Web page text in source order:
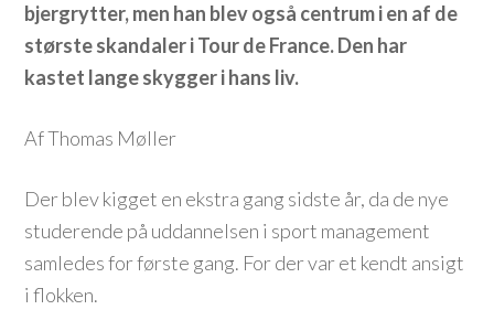
bjergrytter, men han blev også centrum i en af de
største skandaler i Tour de France. Den har
kastet lange skygger i hans liv.
Af Thomas Møller
Der blev kigget en ekstra gang sidste år, da de nye
studerende på uddannelsen i sport management
samledes for første gang. For der var et kendt ansigt
i flokken.